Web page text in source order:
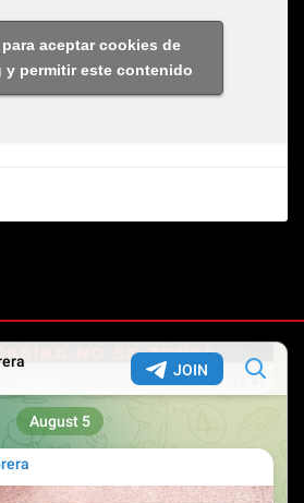
aceptar cookies de
y permitir este contenido